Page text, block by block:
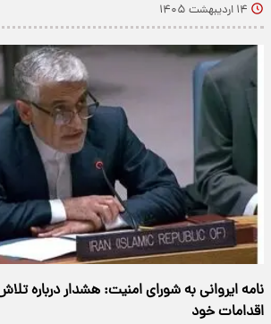
۱۴ اردیبهشت ۱۴۰۵
نامه ایروانی به شورای امنیت: هشدار درباره
اقدامات خود